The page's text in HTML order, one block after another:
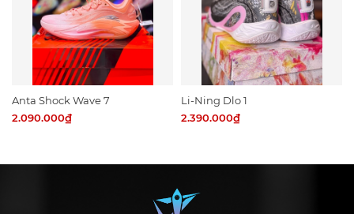
Anta Shock Wave 7
2.090.000₫
Li-Ning Dlo 1
2.390.000₫